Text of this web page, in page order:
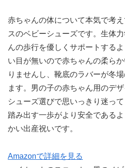
赤ちゃんの体について本気で考
スのベビーシューズです。生体
んの歩行を優しくサポートする
い目が無いので赤ちゃんの柔ら
りませんし、靴底のラバーが冬
ます。男の子の赤ちゃん用のデ
シューズ選びで思いっきり迷っ
踏み出す一歩がより安全である
かい出産祝いです。
Amazonで詳細を見る